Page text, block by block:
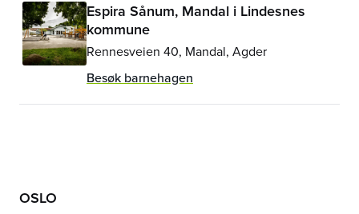
Espira Sånum, Mandal i Lindesnes
kommune
Rennesveien 40, Mandal, Agder
Besøk barnehagen
OSLO